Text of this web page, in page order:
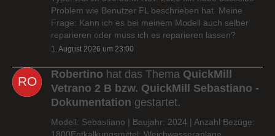
Problem wie Benutzer FL beschrieben hat. Meine
Frage: Kann ich es bei meinem Modell auch selber
reparieren oder muss ich es reparieren lassen?
1. August 2026 um 23:00
Robertino hat das Thema QuickMill
Vetrano 2 B bzw. QuickMill Sebastiano -
Dokumentation gestartet.
Modell: Sebastiano | Baujahr: 2024 | Anzahl Bezüge:
1800Entkalkungsmittel: Weichwasseranlage